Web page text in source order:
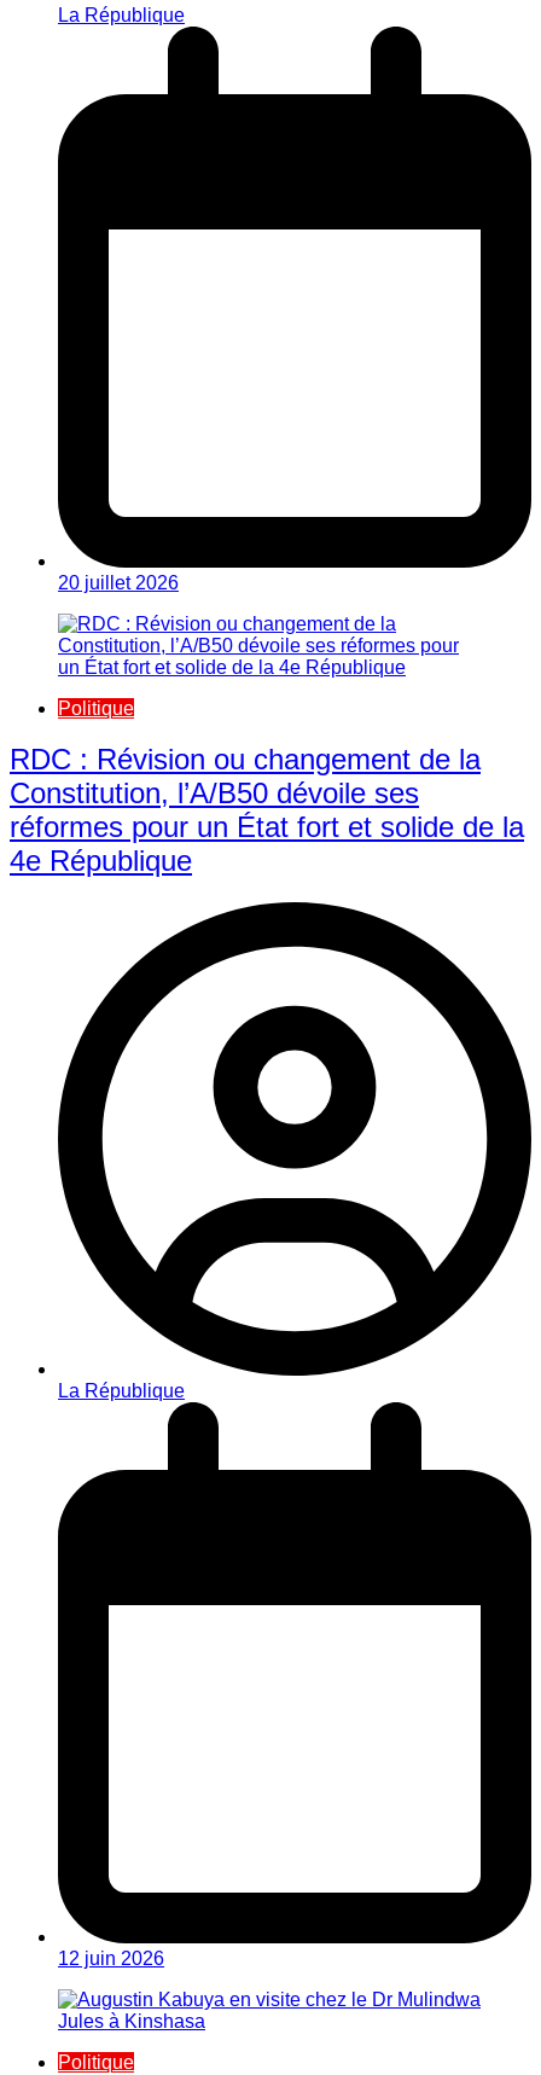
La République
20 juillet 2026
Politique
RDC : Révision ou changement de la
Constitution, l’A/B50 dévoile ses
réformes pour un État fort et solide de la
4e République
La République
12 juin 2026
Politique